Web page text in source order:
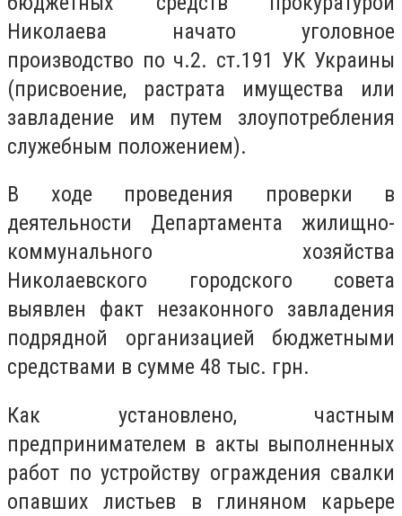
Николаева начато уголовное
производство по ч.2. ст.191 УК Украины
(присвоение, растрата имущества или
завладение им путем злоупотребления
служебным положением).
В ходе проведения проверки в
деятельности Департамента жилищно-
коммунального хозяйства
Николаевского городского совета
выявлен факт незаконного завладения
подрядной организацией бюджетными
средствами в сумме 48 тыс. грн.
Как установлено, частным
предпринимателем в акты выполненных
работ по устройству ограждения свалки
опавших листьев в глиняном карьере